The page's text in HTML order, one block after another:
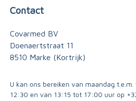
Contact
Covarmed BV
Doenaertstraat 11
8510 Marke (Kortrijk)
U kan ons bereiken van maandag
12:30 en van 13:15 tot 17:00 uur op